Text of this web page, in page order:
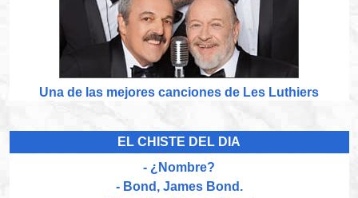
Una de las mejores canciones de Les Luthiers
EL CHISTE DEL DIA
- ¿Nombre?
- Bond, James Bond.